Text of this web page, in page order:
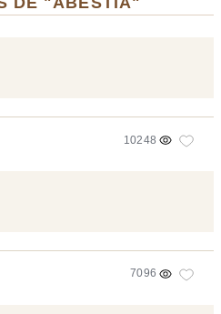
10248
7096